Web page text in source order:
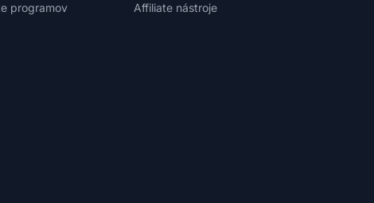
programov Affiliate nástroje